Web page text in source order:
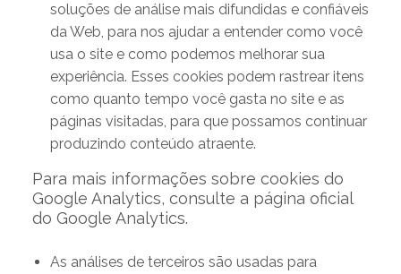
soluções de análise mais difundidas e confiáveis
​​da Web, para nos ajudar a entender como você
usa o site e como podemos melhorar sua
experiência. Esses cookies podem rastrear itens
como quanto tempo você gasta no site e as
páginas visitadas, para que possamos continuar
produzindo conteúdo atraente.
Para mais informações sobre cookies do
Google Analytics, consulte a página oficial
do Google Analytics.
As análises de terceiros são usadas para